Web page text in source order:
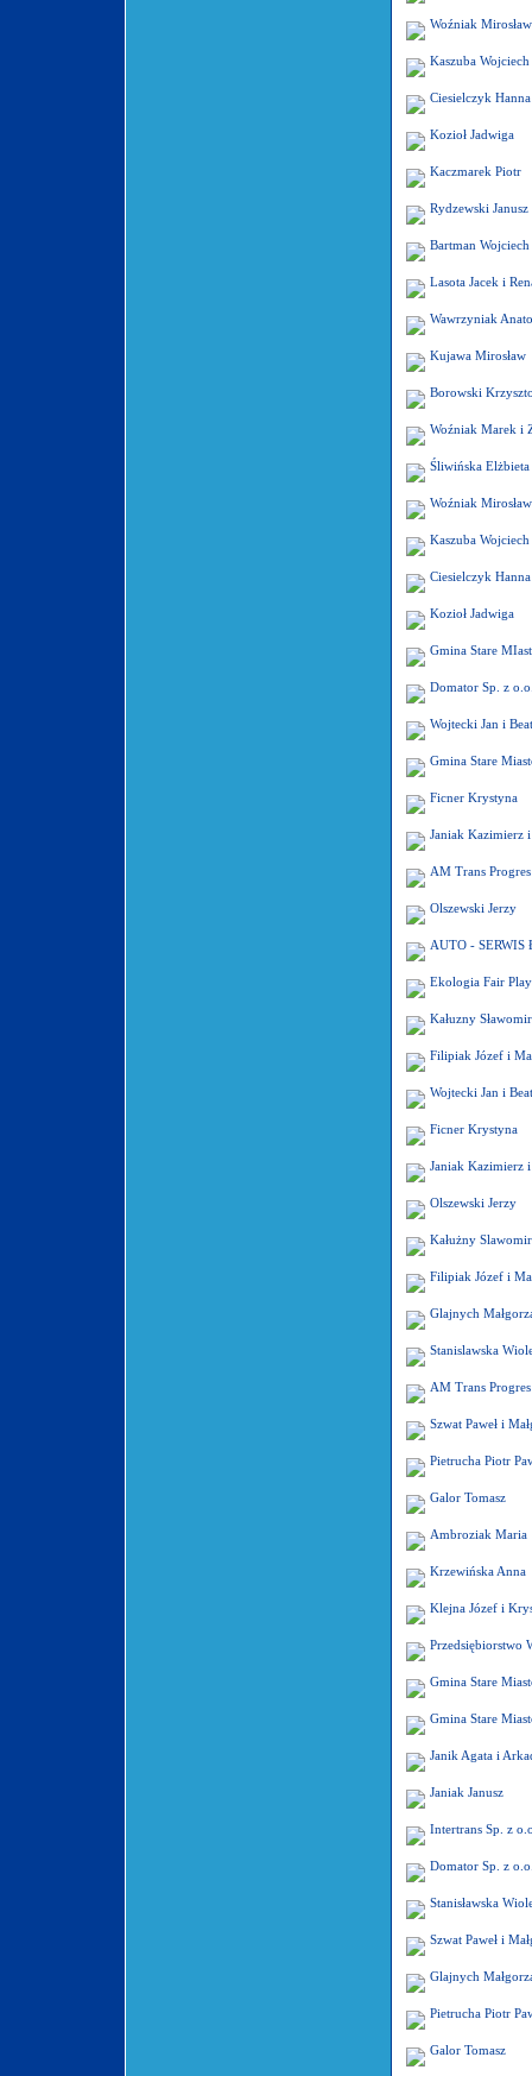
Woźniak Mirosław
Kaszuba Wojciech
Ciesielczyk
Kozioł Jadwiga
Kaczmarek Piotr
Rydzewski Janusz
Bartman
Lasota Jacek i
Wawrzyniak
Kujawa Mirosław
Borowski
Woźniak Marek i
Śliwińska Elżbieta
Woźniak Mirosław
Kaszuba Wojciech
Ciesielczyk
Kozioł Jadwiga
Gmina Stare
Domator Sp. z
Wojtecki Jan i
Gmina Stare
Ficner Krystyna
Janiak Kazimierz
AM Trans
Olszewski Jerzy
AUTO - SERWIS
Ekologia Fair Play
Kałuzny
Filipiak Józef i
Wojtecki Jan i
Ficner Krystyna
Janiak Kazimierz
Olszewski Jerzy
Kałużny
Filipiak Józef i
Glajnych
Stanislawska
AM Trans
Szwat Paweł i
Pietrucha Piotr
Galor Tomasz
Ambroziak Maria
Krzewińska Anna
Klejna Józef i
Przedsiębiorstwo
Gmina Stare
Gmina Stare
Janik Agata i
Janiak Janusz
Intertrans Sp. z
Domator Sp. z
Stanisławska
Szwat Paweł i
Glajnych
Pietrucha Piotr
Galor Tomasz